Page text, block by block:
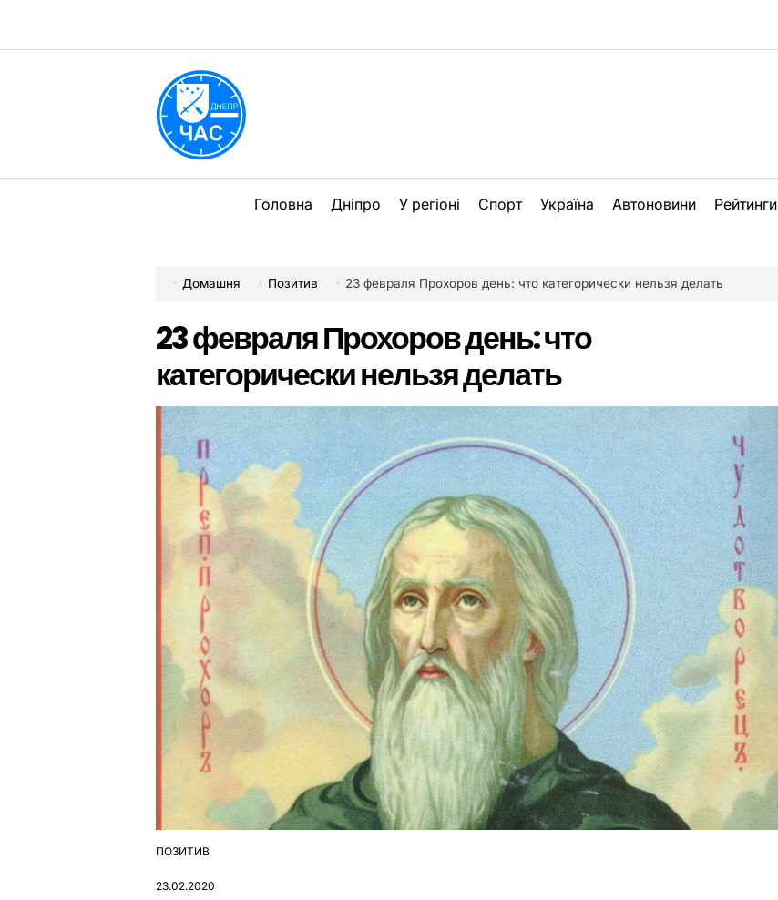
вмісту
Головна Дніпро У регіоні Спорт Україна Автоновини Рейтинги
Домашня Позитив 23 февраля Прохоров день: что категорически нельзя делать
23 февраля Прохоров день: что
категорически нельзя делать
ОПУБЛІКУВАТИ
ПОЗИТИВ
23.02.2020